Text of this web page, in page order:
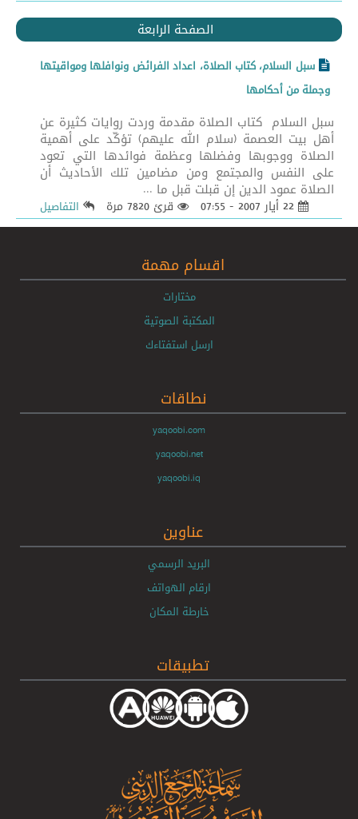
الصفحة الرابعة
سبل السلام، كتاب الصلاة، اعداد الفرائض ونوافلها ومواقيتها
وجملة من أحكامها
سبل السلام كتاب الصلاة مقدمة وردت روايات كثيرة عن
أهل بيت العصمة (سلام الله عليهم) تؤكّد على أهمية
الصلاة ووجوبها وفضلها وعظمة فوائدها التي تعود
على النفس والمجتمع ومن مضامين تلك الأحاديث أن
الصلاة عمود الدين إن قبلت قبل ما ...
قرئ 7820 مرة التفاصيل
اقسام مهمة
مختارات
المكتبة الصوتية
ارسل استفتاءك
نطاقات
yaqoobi.com
yaqoobi.net
yaqoobi.iq
عناوين
البريد الرسمي
ارقام الهواتف
خارطة المكان
تطبيقات